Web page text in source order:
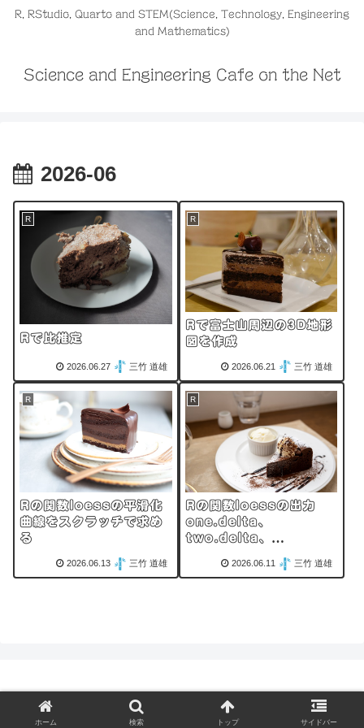
R, RStudio, Quarto and STEM(Science, Technology, Engineering
and Mathematics)
Science and Engineering Cafe on the Net
2026-06
R
Rで比推定
2026.06.27 三竹 道雄
R
Rで富士山周辺の3D地形
図を作成
2026.06.21 三竹 道雄
R
Rの関数loessの平滑化
曲線をスクラッチで求め
る
2026.06.13 三竹 道雄
R
Rの関数loessの出力
one.delta、
two.delta、
trace.hatおよびenpを
スクラッチで算出
2026.06.11 三竹 道雄
© アセット･マネジメント･コンサルティング株式会社
ホーム 検索 トップ サイドバー